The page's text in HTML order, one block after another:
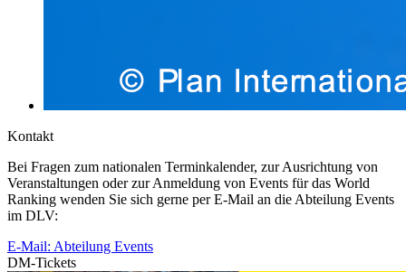
Kontakt
Bei Fragen zum nationalen Terminkalender, zur Ausrichtung von
Veranstaltungen oder zur Anmeldung von Events für das World
Ranking wenden Sie sich gerne per E-Mail an die Abteilung Events
im DLV:
E-Mail: Abteilung Events
DM-Tickets